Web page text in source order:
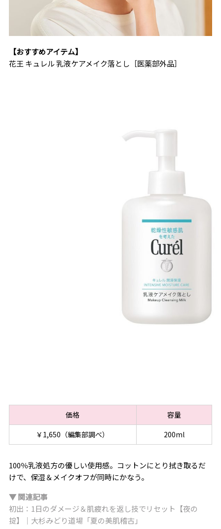
【おすすめアイテム】
花王 キュレル 乳液ケアメイク落とし［医薬部外品］
価格
容量
￥1,650（編集部調べ）
200ml
100％乳液処方の優しい使用感。コットンにとり拭き取るだ
けで、保湿＆メイクオフが同時にかなう。
▼ 関連記事
初出：1日のダメージ＆肌疲れを返し技でリセット【夜の
掟】｜大杉みどり道場「夏の美肌稽古」